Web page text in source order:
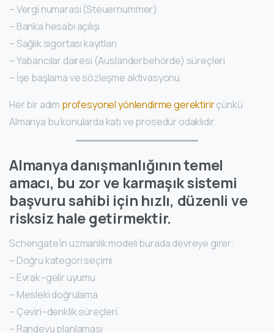
– Vergi numarası (Steuernummer)
– Banka hesabı açılışı
– Sağlık sigortası kayıtları
– Yabancılar dairesi (Ausländerbehörde) süreçleri
– İşe başlama ve sözleşme aktivasyonu
Her bir adım profesyonel yönlendirme gerektirirçünkü
Almanya bu konularda katı ve prosedür odaklıdır.
Almanya danışmanlığının temel
amacı, bu zor ve karmaşık sistemi
başvuru sahibi için hızlı, düzenli ve
risksiz hale getirmektir.
Schengate’in uzmanlık modeli burada devreye girer:
– Doğru kategori seçimi
– Evrak–gelir uyumu
– Mesleki doğrulama
– Çeviri–denklik süreçleri
– Randevu planlaması